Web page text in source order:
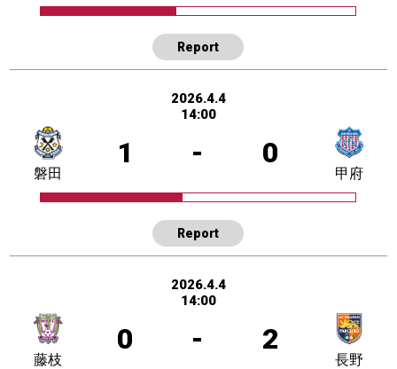
Report
2026.4.4
14:00
1 - 0
磐田 甲府
Report
2026.4.4
14:00
0 - 2
藤枝 長野